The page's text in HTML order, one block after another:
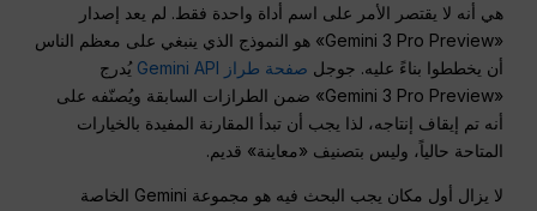
هي أنه لا يقتصر الأمر على اسم أداة واحدة فقط. لم يعد إصدار
«Gemini 3 Pro Preview» هو النموذج الذي ينبغي على معظم الناس
أن يخططوا بناءً عليه. جوجل صفحة طراز Gemini API
يُدرج
«Gemini 3 Pro Preview» ضمن الطرازات السابقة ويُصنّفه على
أنه تم إيقاف إنتاجه، لذا يجب أن تبدأ المقارنة المفيدة بالخيارات
المتاحة حالياً، وليس بتصنيف «معاينة» قديم.
لا يزال أول مكان يجب البحث فيه هو مجموعة Gemini الخاصة